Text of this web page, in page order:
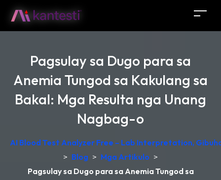
Pagsulay sa Dugo para sa
Anemia Tungod sa Kakulang sa
Bakal: Mga Resulta nga Unang
Nagbag-o
AI Blood Test Analyzer Free – Lab Interpretation,
> Blog > Mga Artikulo >
Pagsulay sa Dugo para sa Anemia Tungod sa